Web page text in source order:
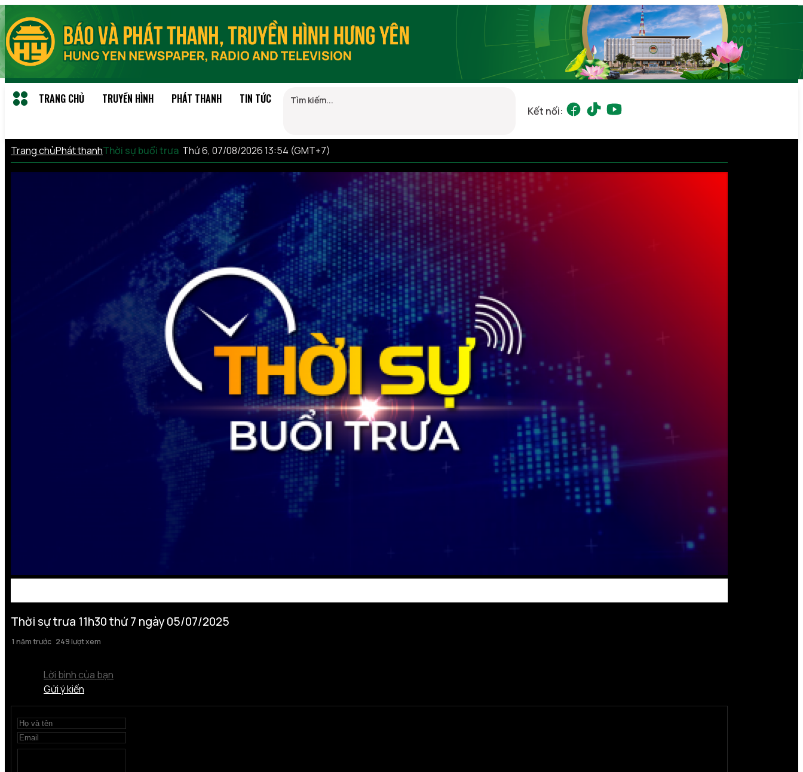
TRANG CHỦ TRUYỀN HÌNH PHÁT THANH TIN TỨC
Kết nối:
Trang chủPhát thanhThời sự buổi trưa Thứ 6, 07/08/2026 13:54 (GMT+7)
Thời sự trưa 11h30 thứ 7 ngày 05/07/2025
1 năm trước 249 lượt xem
Lời bình của bạn
Gửi ý kiến